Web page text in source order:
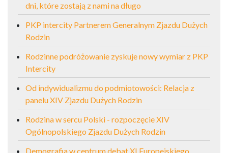
dni, które zostają z nami na długo
PKP intercity Partnerem Generalnym Zjazdu Dużych
Rodzin
Rodzinne podróżowanie zyskuje nowy wymiar z PKP
Intercity
Od indywidualizmu do podmiotowości: Relacja z
panelu XIV Zjazdu Dużych Rodzin
Rodzina w sercu Polski - rozpoczęcie XIV
Ogólnopolskiego Zjazdu Dużych Rodzin
Demografia w centrum debat XI Europejskiego